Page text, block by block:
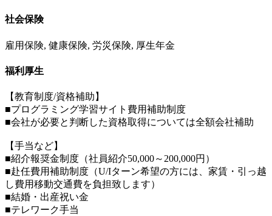
社会保険
雇用保険, 健康保険, 労災保険, 厚生年金
福利厚生
【教育制度/資格補助】
■プログラミング学習サイト費用補助制度
■会社が必要と判断した資格取得については全額会社補助
【手当など】
■紹介報奨金制度（社員紹介50,000～200,000円）
■赴任費用補助制度（U/Iターン希望の方には、家賃・引っ越
し費用移動交通費を負担致します）
■結婚・出産祝い金
■テレワーク手当